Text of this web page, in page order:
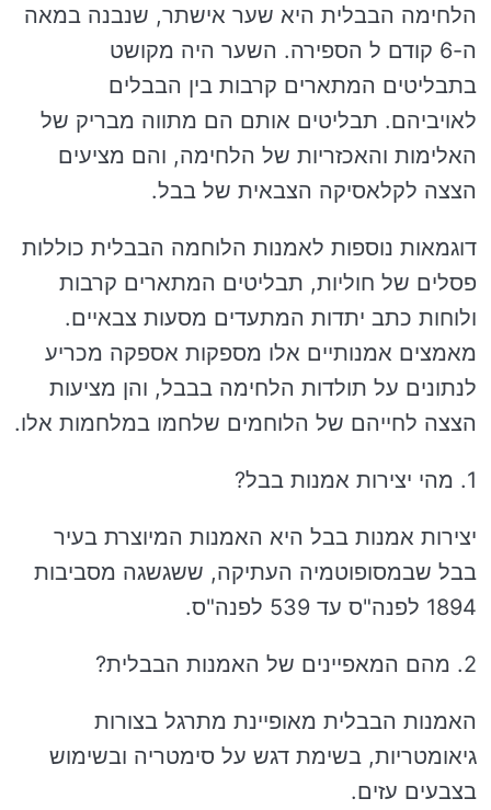
הלחימה הבבלית היא שער אישתר, שנבנה במאה
ה-6 קודם ל הספירה. השער היה מקושט
בתבליטים המתארים קרבות בין הבבלים
לאויביהם. תבליטים אותם הם מתווה מבריק של
האלימות והאכזריות של הלחימה, והם מציעים
הצצה לקלאסיקה הצבאית של בבל.
דוגמאות נוספות לאמנות הלוחמה הבבלית כוללות
פסלים של חוליות, תבליטים המתארים קרבות
ולוחות כתב יתדות המתעדים מסעות צבאיים.
מאמצים אמנותיים אלו מספקות אספקה מכריע
לנתונים על תולדות הלחימה בבבל, והן מציעות
הצצה לחייהם של הלוחמים שלחמו במלחמות אלו.
1. מהי יצירות אמנות בבל?
יצירות אמנות בבל היא האמנות המיוצרת בעיר
בבל שבמסופוטמיה העתיקה, ששגשגה מסביבות
1894 לפנה"ס עד 539 לפנה"ס.
2. מהם המאפיינים של האמנות הבבלית?
האמנות הבבלית מאופיינת מתרגל בצורות
גיאומטריות, בשימת דגש על סימטריה ובשימוש
בצבעים עזים.